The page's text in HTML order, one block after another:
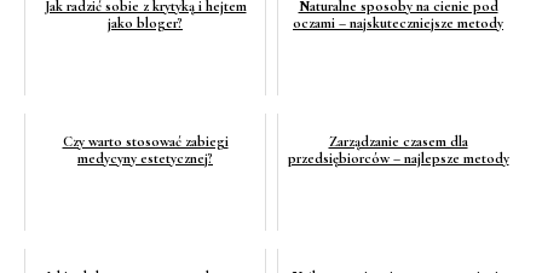
Jak radzić sobie z krytyką i hejtem
jako bloger?
Naturalne sposoby na cienie pod
oczami – najskuteczniejsze metody
Czy warto stosować zabiegi
medycyny estetycznej?
Zarządzanie czasem dla
przedsiębiorców – najlepsze metody